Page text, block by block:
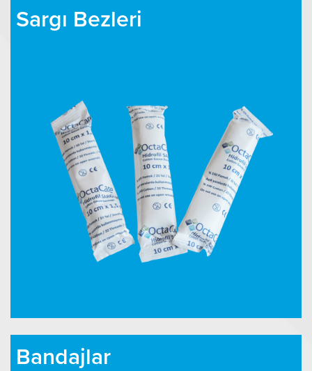
Sargı Bezleri
Bandajlar